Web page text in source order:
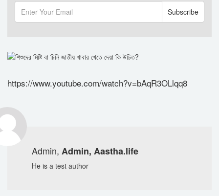
https://www.youtube.com/watch?v=bAqR3OLlqq8
Admin, Admin, Aastha.life
He is a test author